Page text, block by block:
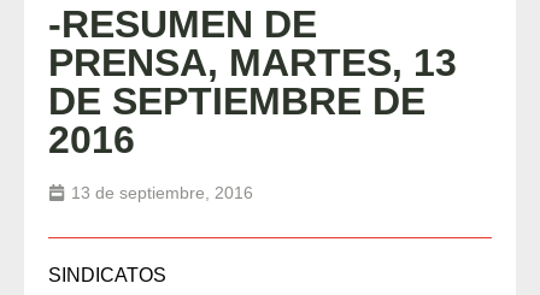
-RESUMEN DE
PRENSA, MARTES, 13
DE SEPTIEMBRE DE
2016
13 de septiembre, 2016
SINDICATOS